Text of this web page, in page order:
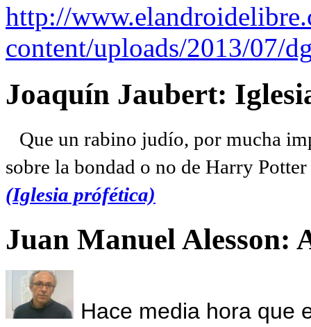
http://
content/uploads/2013/07/
Joaquín Jaubert:
Que un rabino judío, por mucha
sobre la bondad o no de Harry
(Iglesia prófética)
Juan Manuel Alesson:
Hace media hora que